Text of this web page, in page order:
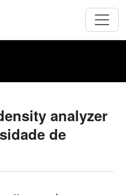
analyzer
de